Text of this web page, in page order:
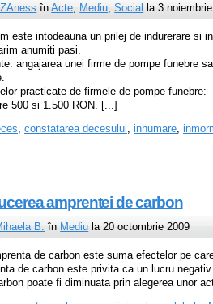
înActe Mediu ,Social la 3
este intodeauna un prilej de indurerare si
anumiti pasi.
angajarea unei firme de pompe funebre
practicate de firmele de pompe funebre:
500 si 1.500 RON. [...]
, constatarea decesului, inhumare,
amprentei de carbon
B. în Mediu la 20 octombrie 2009
de carbon este suma efectelor pe
de carbon este privita ca un lucru
poate fi diminuata prin alegerea unor